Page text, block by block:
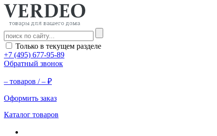
Только в текущем разделе
+7 (495) 677-95-89
Обратный звонок
– товаров /– ₽
Оформить заказ
Каталог товаров